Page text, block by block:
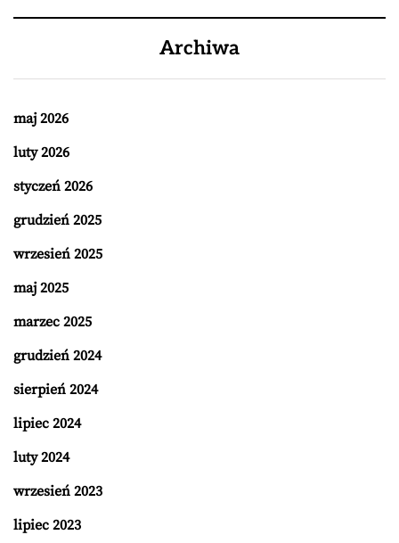
Archiwa
maj 2026
luty 2026
styczeń 2026
grudzień 2025
wrzesień 2025
maj 2025
marzec 2025
grudzień 2024
sierpień 2024
lipiec 2024
luty 2024
wrzesień 2023
lipiec 2023